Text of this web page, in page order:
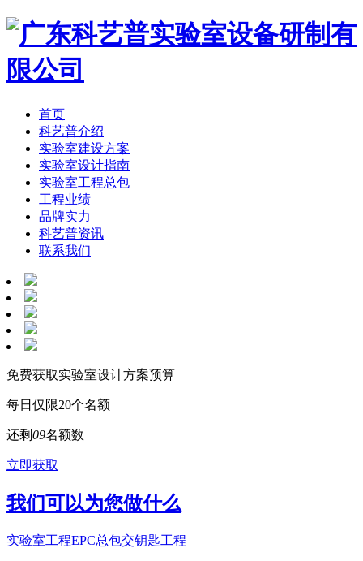
首页
科艺普介绍
实验室建设方案
实验室设计指南
实验室工程总包
工程业绩
品牌实力
科艺普资讯
联系我们
免费获取实验室设计方案预算
每日仅限20个名额
还剩09名额数
立即获取
我们可以为您做什么
实验室工程EPC总包交钥匙工程